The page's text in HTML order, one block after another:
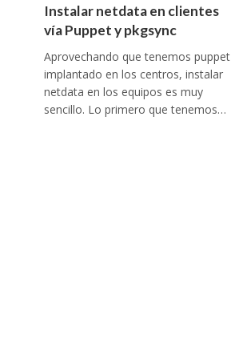
Instalar netdata en clientes
vía Puppet y pkgsync
Aprovechando que tenemos puppet
implantado en los centros, instalar
netdata en los equipos es muy
sencillo. Lo primero que tenemos…